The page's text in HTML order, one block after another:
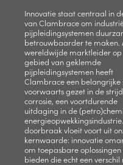
Innovatie staat centraal in
van Clambrace om
pijpleidingsystemen
betrouwbaarder te maken.
wereldwijde marktleider op
gebied van geklemde
pijpleidingsystemen heeft
Clambrace een belangrijke
voorwaarts gezet in de
corrosie, een voortdurende
uitdaging in de
doorbraak vloeit voort uit
kernwaarde: innovatie
om toepasbare oplossingen
bieden die echt een verschil